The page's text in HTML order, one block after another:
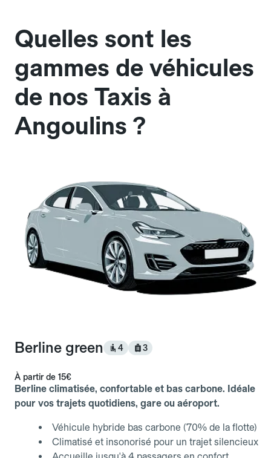
Quelles sont les
gammes de véhicules
de nos Taxis à
Angoulins ?
Berline green 4 3
À partir de 15€
Berline climatisée, confortable et bas carbone. Idéale
pour vos trajets quotidiens, gare ou aéroport.
Véhicule hybride bas carbone (70% de la flotte)
Climatisé et insonorisé pour un trajet silencieux